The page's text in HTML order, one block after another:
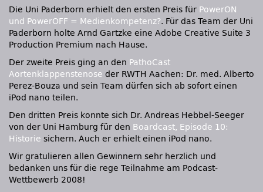
Die Uni Paderborn erhielt den ersten Preis für PowerON
und PowerOFF = Medienkompetenz?. Für das Team der Uni
Paderborn holte Arnd Gartzke eine Adobe Creative Suite 3
Production Premium nach Hause.
Der zweite Preis ging an den PathoCast
Aortenklappenstenose der RWTH Aachen: Dr. med. Alberto
Perez-Bouza und sein Team dürfen sich ab sofort einen
iPod nano teilen.
Den dritten Preis konnte sich Dr. Andreas Hebbel-Seeger
von der Uni Hamburg für den Boardcast, Episode 10:
Historie sichern. Auch er erhielt einen iPod nano.
Wir gratulieren allen Gewinnern sehr herzlich und
bedanken uns für die rege Teilnahme am Podcast-
Wettbewerb 2008!